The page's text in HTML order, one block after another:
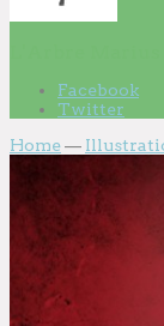
Facebook
Twitter
Home—